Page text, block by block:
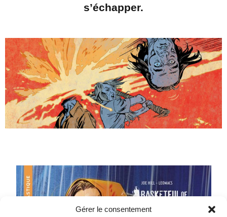
Gérer le consentement
s’échapper.